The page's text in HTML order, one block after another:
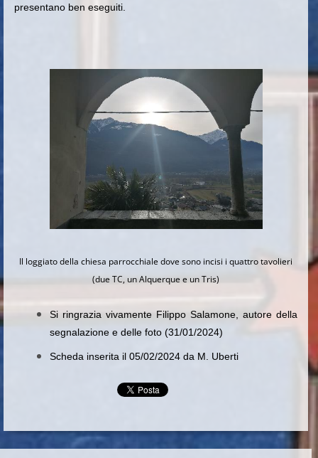
presentano ben eseguiti.
Il loggiato della chiesa parrocchiale dove sono incisi i quattro tavolieri
(due TC, un Alquerque e un Tris)
Si ringrazia vivamente Filippo Salamone, autore della
segnalazione e delle foto (31/01/2024)
Scheda inserita il 05/02/2024 da M. Uberti